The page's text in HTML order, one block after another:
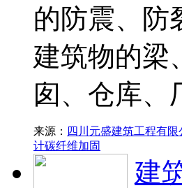
的防震、防
建筑物的梁
囱、仓库
来源： 四川元盛建筑工程有限
计碳纤维加固
建